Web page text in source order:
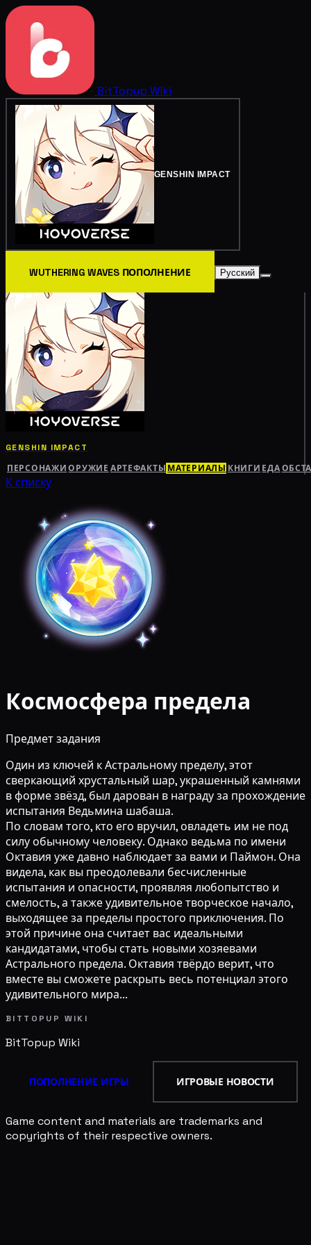
BitTopup Wiki
GENSHIN IMPACT
WUTHERING WAVES ПОПОЛНЕНИЕ Русский
GENSHIN IMPACT
ПЕРСОНАЖИ ОРУЖИЕ АРТЕФАКТЫ МАТЕРИАЛЫ КНИГИ ЕДА
К списку
Космосфера предела
Предмет задания
Один из ключей к Астральному пределу, этот
сверкающий хрустальный шар, украшенный камнями
в форме звёзд, был дарован в награду за прохождение
испытания Ведьмина шабаша.
По словам того, кто его вручил, овладеть им не под
силу обычному человеку. Однако ведьма по имени
Октавия уже давно наблюдает за вами и Паймон. Она
видела, как вы преодолевали бесчисленные
испытания и опасности, проявляя любопытство и
смелость, а также удивительное творческое начало,
выходящее за пределы простого приключения. По
этой причине она считает вас идеальными
кандидатами, чтобы стать новыми хозяевами
Астрального предела. Октавия твёрдо верит, что
вместе вы сможете раскрыть весь потенциал этого
удивительного мира...
BITTOPUP WIKI
BitTopup Wiki
ПОПОЛНЕНИЕ ИГРЫ ИГРОВЫЕ НОВОСТИ
Game content and materials are trademarks and
copyrights of their respective owners.